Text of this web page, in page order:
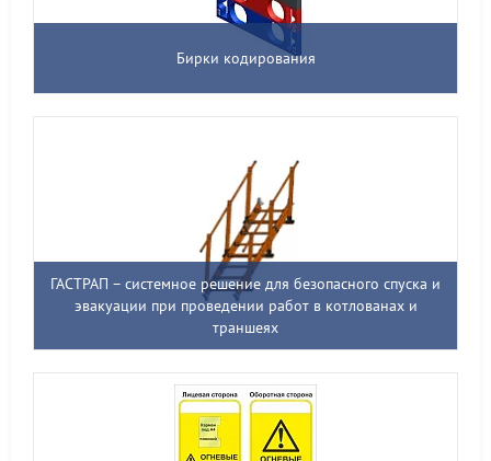
Бирки кодирования
ГАСТРАП – системное решение для безопасного спуска и
эвакуации при проведении работ в котлованах и
траншеях